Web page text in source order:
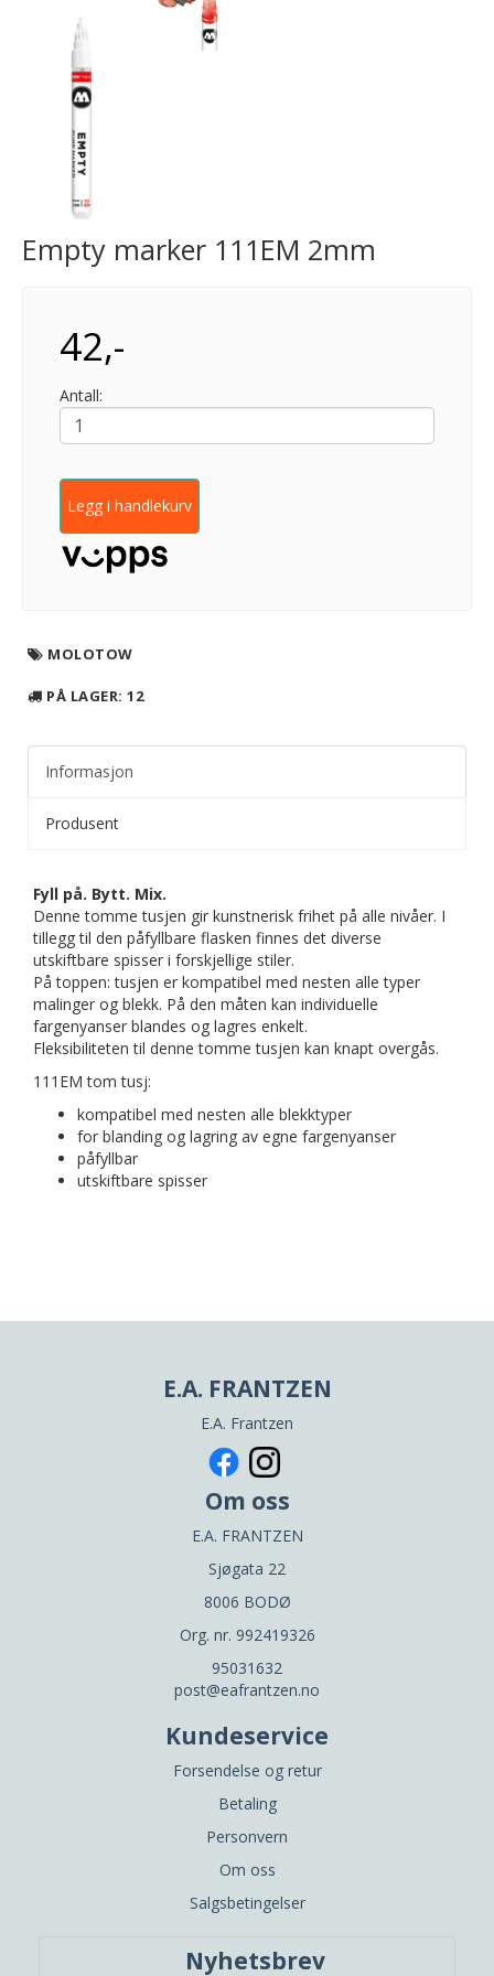
Empty marker 111EM 2mm
42,-
Antall:
Legg i handlekurv
MOLOTOW
PÅ LAGER: 12
Informasjon
Produsent
Fyll på. Bytt. Mix.
Denne tomme tusjen gir kunstnerisk frihet på alle nivåer. I
tillegg til den påfyllbare flasken finnes det diverse
utskiftbare spisser i forskjellige stiler.
På toppen: tusjen er kompatibel med nesten alle typer
malinger og blekk. På den måten kan individuelle
fargenyanser blandes og lagres enkelt.
Fleksibiliteten til denne tomme tusjen kan knapt overgås.
111EM tom tusj:
kompatibel med nesten alle blekktyper
for blanding og lagring av egne fargenyanser
påfyllbar
utskiftbare spisser
E.A. FRANTZEN
E.A. Frantzen
Om oss
E.A. FRANTZEN
Sjøgata 22
8006 BODØ
Org. nr. 992419326
95031632
post@eafrantzen.no
Kundeservice
Forsendelse og retur
Betaling
Personvern
Om oss
Salgsbetingelser
Nyhetsbrev